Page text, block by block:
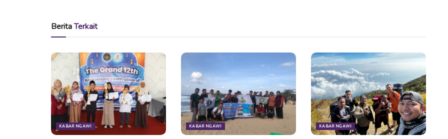
BeritaTerkait
KABAR NGAWI KABAR NGAWI KABAR NGAWI